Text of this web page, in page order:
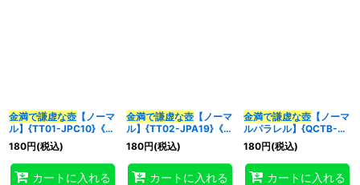
カテゴリ:
特集:
金満で謙虚な壺 【ノーマ
ル】{TT01-JPC10}《魔
法》
180円(税込)
カートに入れる
金満で謙虚な壺【ノーマ
ル】{TT02-JPA19}《魔
法》
180円(税込)
カートに入れる
金満で謙虚な壺【ノーマ
ルパラレル】{QCTB-
JP060}《魔法》
180円(税込)
カートに入れる